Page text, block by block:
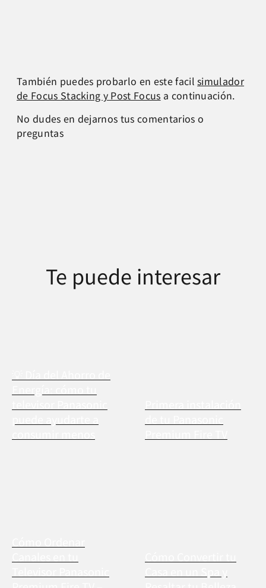
También puedes probarlo en este facilsimulador
de Focus Stacking y Post Focus a continuación.
No dudes en dejarnos tus comentarios o
preguntas
Te puede interesar